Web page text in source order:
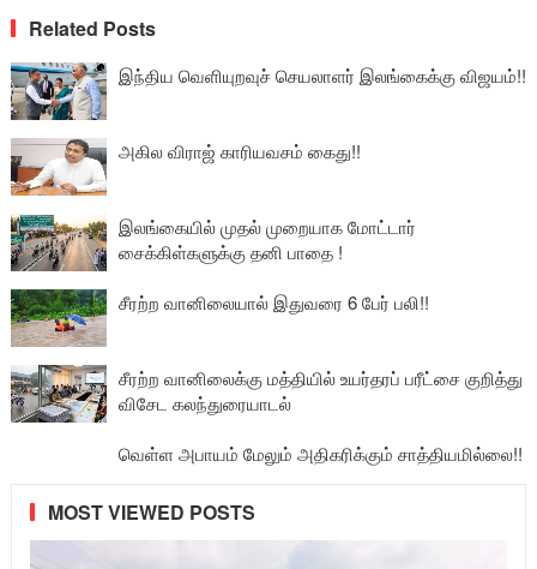
Related Posts
இந்திய வெளியுறவுச் செயலாளர் இலங்கைக்கு விஜயம்!!
அகில விராஜ் காரியவசம் கைது!!
இலங்கையில் முதல் முறையாக மோட்டார்
சைக்கிள்களுக்கு தனி பாதை !
சீரற்ற வானிலையால் இதுவரை 6 பேர் பலி!!
சீரற்ற வானிலைக்கு மத்தியில் உயர்தரப் பரீட்சை குறித்து
விசேட கலந்துரையாடல்
வெள்ள அபாயம் மேலும் அதிகரிக்கும் சாத்தியமில்லை!!
MOST VIEWED POSTS